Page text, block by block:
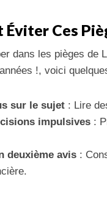
Éviter Ces
dans les pièges de
!, voici
sur le sujet : Lire
impulsives :
deuxième avis :